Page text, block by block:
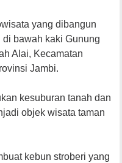
yang dibangun
bawah kaki Gunung
Alai, Kecamatan
Jambi.
kesuburan tanah dan
objek wisata taman
kebun stroberi yang